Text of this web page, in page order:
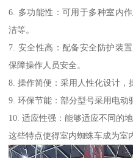
6. 多功能性：可用于多种室内
洁等。
7. 安全性高：配备安全防护装
保障操作人员安全。
8. 操作简便：采用人性化设计，
9. 环保节能：部分型号采用电动
10. 适应性强：能够适应不同的
这些特点使得室内蜘蛛车成为室